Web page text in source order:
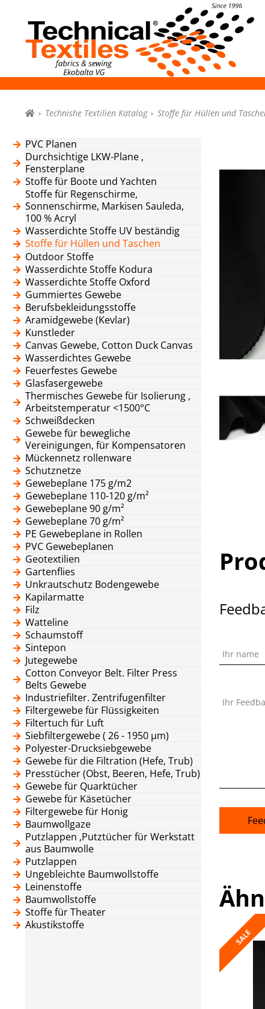
Technishe Textilien Katalog Stoffe für Hüllen und
PVC Planen
Durchsichtige LKW-Plane ,
Fensterplane
Stoffe für Boote und Yachten
Stoffe für Regenschirme,
Sonnenschirme, Markisen Sauleda,
100 % Acryl
Wasserdichte Stoffe UV beständig
Stoffe für Hüllen und Taschen
Outdoor Stoffe
Wasserdichte Stoffe Kodura
Wasserdichte Stoffe Oxford
Gummiertes Gewebe
Berufsbekleidungsstoffe
Aramidgewebe (Kevlar)
Kunstleder
Canvas Gewebe, Cotton Duck Canvas
Wasserdichtes Gewebe
Feuerfestes Gewebe
Glasfasergewebe
Thermisches Gewebe für Isolierung ,
Arbeitstemperatur <1500°C
Schweißdecken
Gewebe für bewegliche
Vereinigungen, für Kompensatoren
Mückennetz rollenware
Schutznetze
Gewebeplane 175 g/m2
Gewebeplane 110-120 g/m²
Gewebeplane 90 g/m²
Gewebeplane 70 g/m²
PE Gewebeplane in Rollen
PVC Gewebeplanen
Geotextilien
Gartenflies
Unkrautschutz Bodengewebe
Kapilarmatte
Filz
Watteline
Schaumstoff
Sintepon
Jutegewebe
Cotton Conveyor Belt. Filter Press
Belts Gewebe
Industriefilter. Zentrifugenfilter
Filtergewebe für Flüssigkeiten
Filtertuch für Luft
Siebfiltergewebe ( 26 - 1950 μm)
Polyester-Drucksiebgewebe
Gewebe für die Filtration (Hefe, Trub)
Presstücher (Obst, Beeren, Hefe, Trub)
Gewebe für Quarktücher
Gewebe für Käsetücher
Filtergewebe für Honig
Baumwollgaze
Putzlappen ,Putztücher für Werkstatt
aus Baumwolle
Putzlappen
Ungebleichte Baumwollstoffe
Leinenstoffe
Baumwollstoffe
Stoffe für Theater
Akustikstoffe
Ihr name
Ihr
SALE